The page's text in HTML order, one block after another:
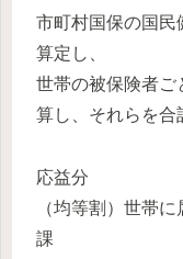
市町村国保の国民
算定し、
世帯の被保険者ご
算し、それらを合
応益分
（均等割）世帯
課